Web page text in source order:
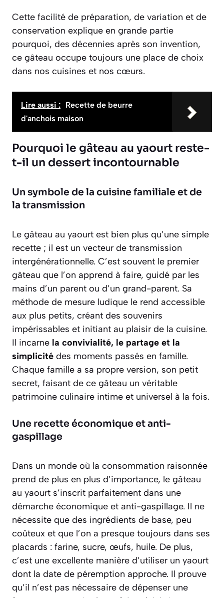
Cette facilité de préparation, de variation et de
conservation explique en grande partie
pourquoi, des décennies après son invention,
ce gâteau occupe toujours une place de choix
dans nos cuisines et nos cœurs.
Lire aussi : Recette de beurre
d'anchois maison
Pourquoi le gâteau au yaourt reste-
t-il un dessert incontournable
Un symbole de la cuisine familiale et de
la transmission
Le gâteau au yaourt est bien plus qu’une simple
recette ; il est un vecteur de transmission
intergénérationnelle. C’est souvent le premier
gâteau que l’on apprend à faire, guidé par les
mains d’un parent ou d’un grand-parent. Sa
méthode de mesure ludique le rend accessible
aux plus petits, créant des souvenirs
impérissables et initiant au plaisir de la cuisine.
Il incarne la convivialité, le partage et la
simplicité des moments passés en famille.
Chaque famille a sa propre version, son petit
secret, faisant de ce gâteau un véritable
patrimoine culinaire intime et universel à la fois.
Une recette économique et anti-
gaspillage
Dans un monde où la consommation raisonnée
prend de plus en plus d’importance, le gâteau
au yaourt s’inscrit parfaitement dans une
démarche économique et anti-gaspillage. Il ne
nécessite que des ingrédients de base, peu
coûteux et que l’on a presque toujours dans ses
placards : farine, sucre, œufs, huile. De plus,
c’est une excellente manière d’utiliser un yaourt
dont la date de péremption approche. Il prouve
qu’il n’est pas nécessaire de dépenser une